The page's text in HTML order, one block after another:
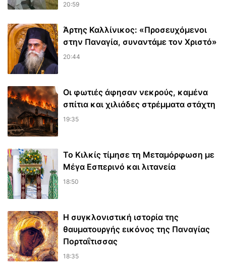
20:59
Άρτης Καλλίνικος: «Προσευχόμενοι
στην Παναγία, συναντάμε τον Χριστό»
20:44
Οι φωτιές άφησαν νεκρούς, καμένα
σπίτια και χιλιάδες στρέμματα στάχτη
19:35
Το Κιλκίς τίμησε τη Μεταμόρφωση με
Μέγα Εσπερινό και λιτανεία
18:50
Η συγκλονιστική ιστορία της
θαυματουργής εικόνος της Παναγίας
Πορταΐτισσας
18:35